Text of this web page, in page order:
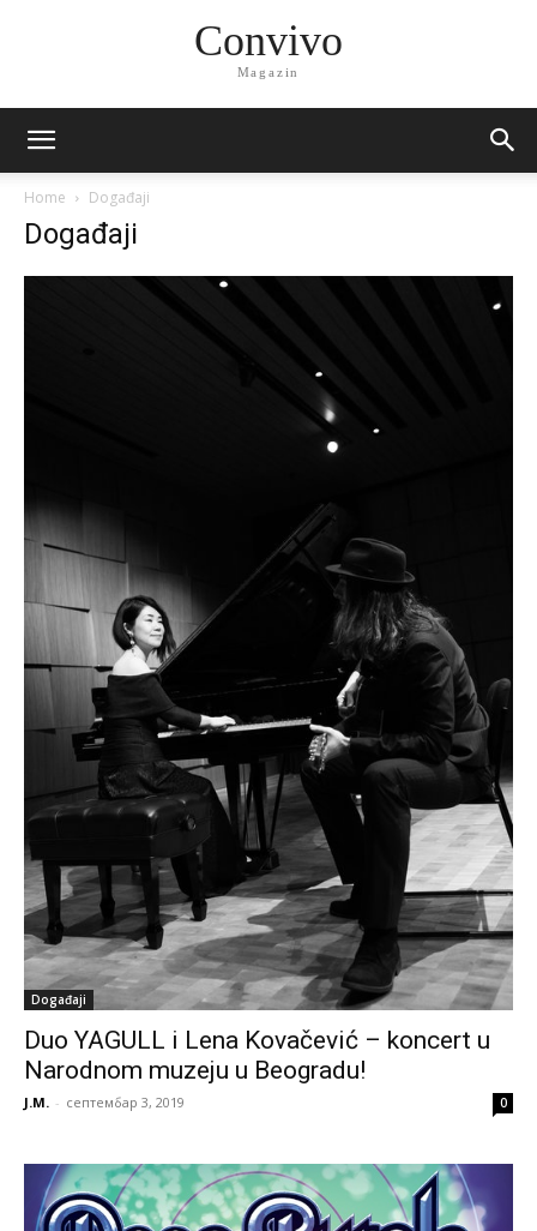
Convivo
Magazin
Home Događaji
Događaji
Događaji
Duo YAGULL i Lena Kovačević – koncert u
Narodnom muzeju u Beogradu!
J.M. - септембар 3, 2019 0